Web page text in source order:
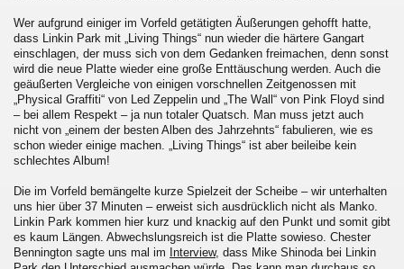
Wer aufgrund einiger im Vorfeld getätigten Äußerungen gehofft hatte,
dass Linkin Park mit „Living Things“ nun wieder die härtere Gangart
einschlagen, der muss sich von dem Gedanken freimachen, denn sonst
wird die neue Platte wieder eine große Enttäuschung werden. Auch die
geäußerten Vergleiche von einigen vorschnellen Zeitgenossen mit
„Physical Graffiti“ von Led Zeppelin und „The Wall“ von Pink Floyd sind
– bei allem Respekt – ja nun totaler Quatsch. Man muss jetzt auch
nicht von „einem der besten Alben des Jahrzehnts“ fabulieren, wie es
schon wieder einige machen. „Living Things“ ist aber beileibe kein
schlechtes Album!
Die im Vorfeld bemängelte kurze Spielzeit der Scheibe – wir unterhalten
uns hier über 37 Minuten – erweist sich ausdrücklich nicht als Manko.
Linkin Park kommen hier kurz und knackig auf den Punkt und somit gibt
es kaum Längen. Abwechslungsreich ist die Platte sowieso. Chester
Bennington sagte uns mal im Interview, dass Mike Shinoda bei Linkin